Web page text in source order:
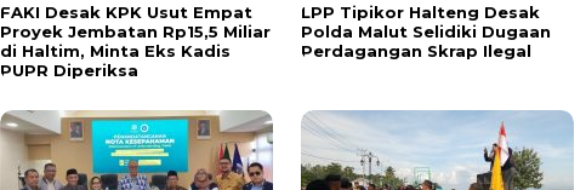
FAKI Desak KPK Usut Empat
Proyek Jembatan Rp15,5 Miliar
di Haltim, Minta Eks Kadis
PUPR Diperiksa
LPP Tipikor Halteng Desak
Polda Malut Selidiki Dugaan
Perdagangan Skrap Ilegal